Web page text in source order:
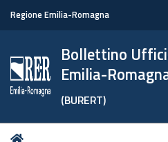
Regione Emilia-Romagna
Bollettino
Emilia-
(BURERT)
Tu